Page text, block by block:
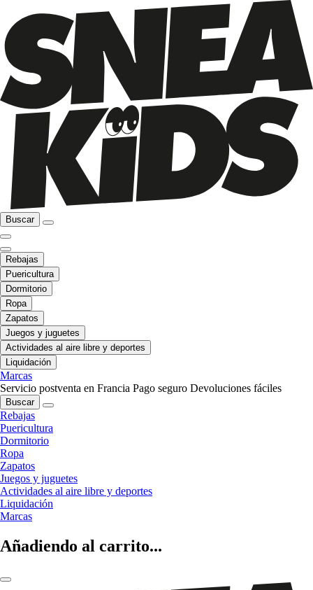
Buscar
Rebajas
Puericultura
Dormitorio
Ropa
Zapatos
Juegos y juguetes
Actividades al aire libre y deportes
Liquidación
Marcas
Servicio postventa en Francia Pago seguro Devoluciones fáciles
Buscar
Rebajas
Puericultura
Dormitorio
Ropa
Zapatos
Juegos y juguetes
Actividades al aire libre y deportes
Liquidación
Marcas
Añadiendo al carrito...